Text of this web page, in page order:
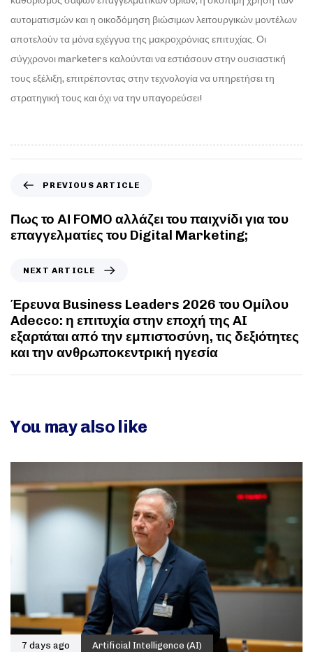
αυτοματισμών και η οικοδόμηση βιώσιμων λειτουργικών μοντέλων
αποτελούν τα μόνα εχέγγυα της μακροχρόνιας επιτυχίας. Οι
σύγχρονοι marketers καλούνται να εστιάσουν στην ουσιαστική
τους εξέλιξη, επιτρέποντας στην τεχνολογία να υπηρετήσει τη
στρατηγική τους και όχι να την υπαγορεύσει!
PREVIOUS ARTICLE
Πως το ΑΙ FOMO αλλάζει του παιχνίδι για του
επαγγελματίες του Digital Marketing;
NEXT ARTICLE
Έρευνα Business Leaders 2026 του Ομίλου
Adecco: η επιτυχία στην εποχή της AI
εξαρτάται από την εμπιστοσύνη, τις δεξιότητες
και την ανθρωποκεντρική ηγεσία
You may also like
7 days ago Artificial Intelligence (AI)